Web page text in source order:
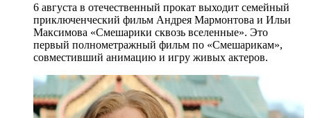
6 августа в отечественный прокат выходит семейный
приключенческий фильм Андрея Мармонтова и Ильи
Максимова «Смешарики сквозь вселенные». Это
первый полнометражный фильм по «Смешарикам»,
совместивший анимацию и игру живых актеров.